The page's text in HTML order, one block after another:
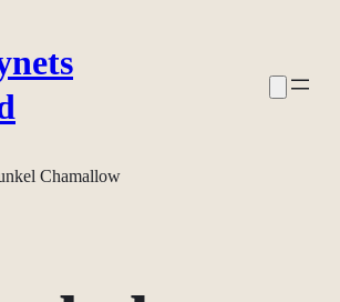
Chamallow